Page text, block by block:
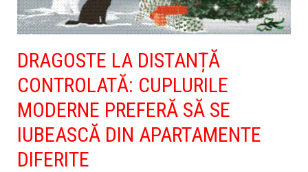
DRAGOSTE LA DISTANȚĂ
CONTROLATĂ: CUPLURILE
MODERNE PREFERĂ SĂ SE
IUBEASCĂ DIN APARTAMENTE
DIFERITE